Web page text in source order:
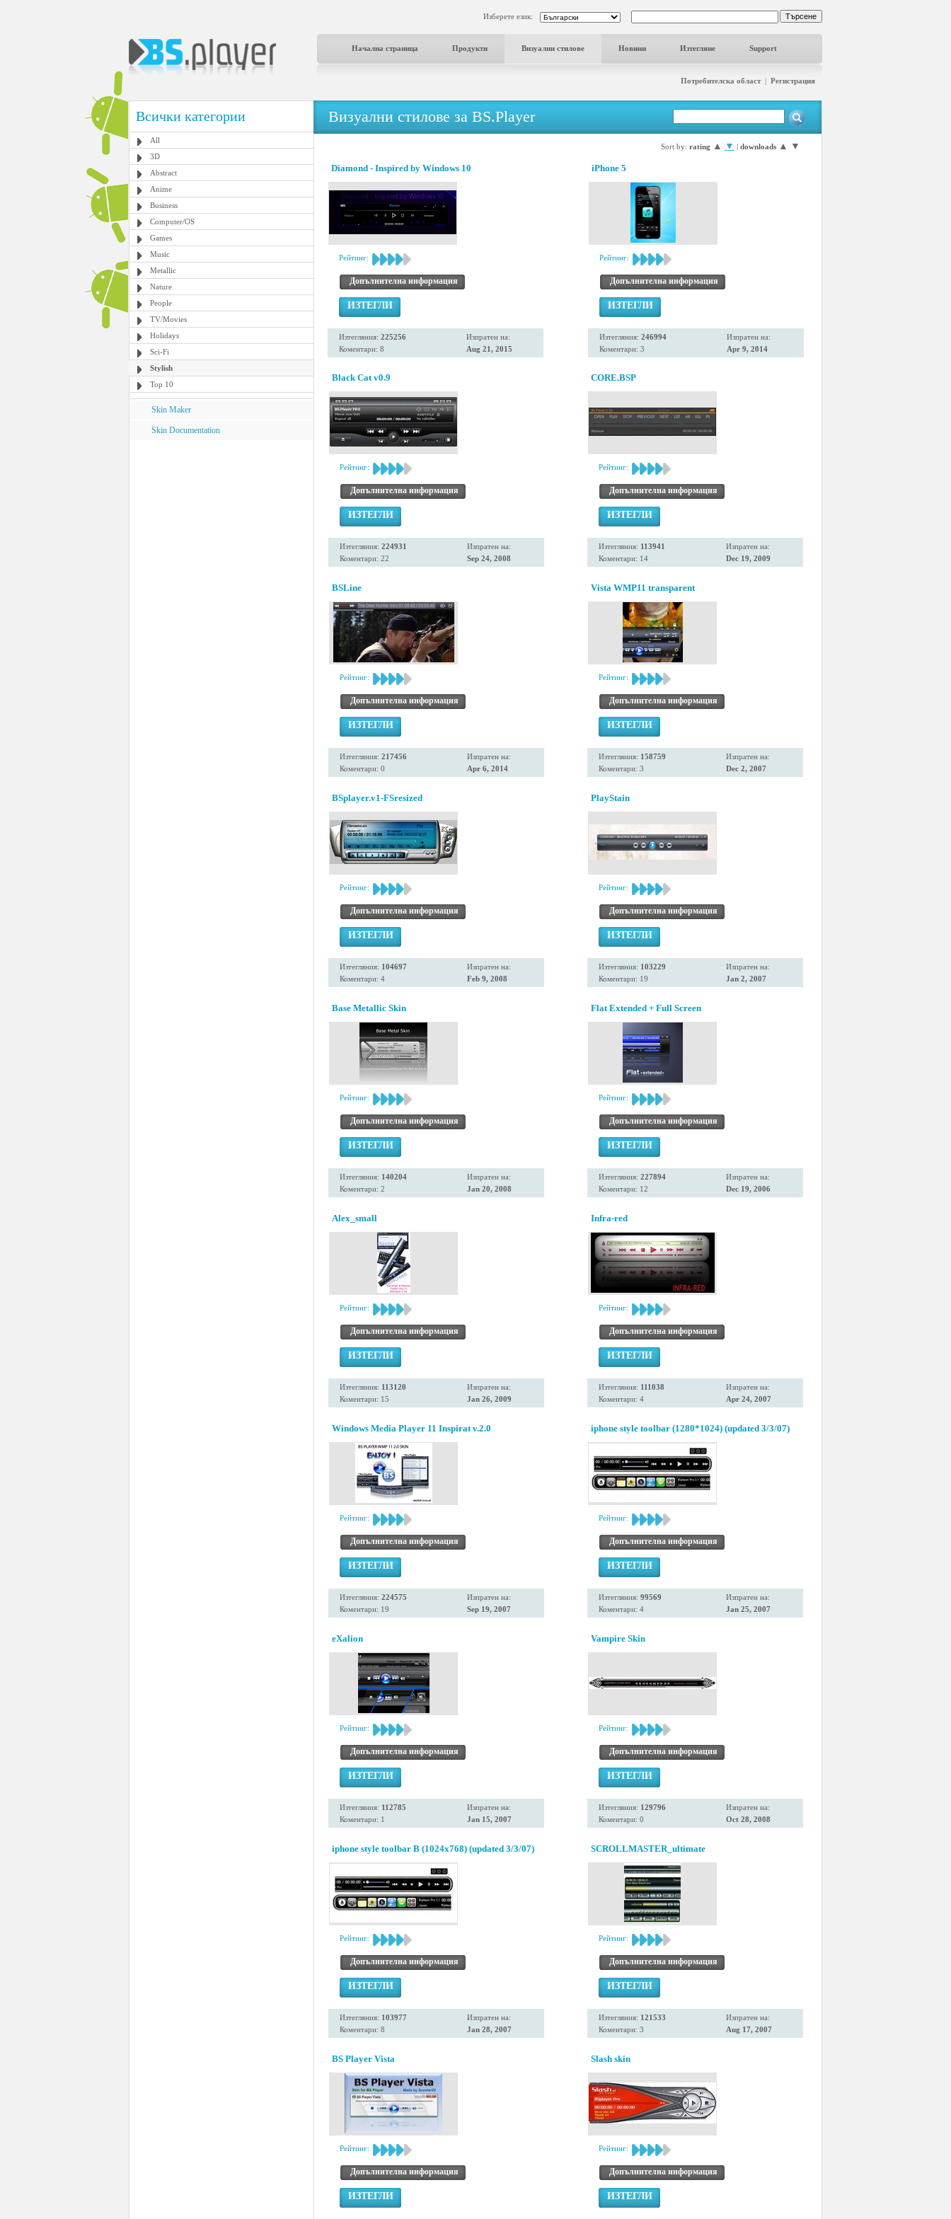
Изберете език:
Начална страница Продукти Визуални стилове Новини Изтегляне Support
Потребителска област| Регистрация
Всички категории
All
3D
Abstract
Anime
Business
Computer/OS
Games
Music
Metallic
Nature
People
TV/Movies
Holidays
Sci-Fi
Stylish
Top 10
Skin Maker
Skin Documentation
Визуални стилове за BS.Player
Sort by: rating ▲ ▼ | downloads ▲ ▼
Diamond - Inspired by Windows 10
Рейтинг:
Допълнителна информация
ИЗТЕГЛИ
Изтегляния: 225256
Коментари: 8
Изпратен на:
Aug 21, 2015
iPhone 5
Рейтинг:
Допълнителна информация
ИЗТЕГЛИ
Изтегляния: 246994
Коментари: 3
Изпратен на:
Apr 9, 2014
Black Cat v0.9
Рейтинг:
Допълнителна информация
ИЗТЕГЛИ
Изтегляния: 224931
Коментари: 22
Изпратен на:
Sep 24, 2008
CORE.BSP
Рейтинг:
Допълнителна информация
ИЗТЕГЛИ
Изтегляния: 113941
Коментари: 14
Изпратен на:
Dec 19, 2009
BSLine
Рейтинг:
Допълнителна информация
ИЗТЕГЛИ
Изтегляния: 217456
Коментари: 0
Изпратен на:
Apr 6, 2014
Vista WMP11 transparent
Рейтинг:
Допълнителна информация
ИЗТЕГЛИ
Изтегляния: 158759
Коментари: 3
Изпратен на:
Dec 2, 2007
BSplayer.v1-FSresized
Рейтинг:
Допълнителна информация
ИЗТЕГЛИ
Изтегляния: 104697
Коментари: 4
Изпратен на:
Feb 9, 2008
PlayStain
Рейтинг:
Допълнителна информация
ИЗТЕГЛИ
Изтегляния: 103229
Коментари: 19
Изпратен на:
Jan 2, 2007
Base Metallic Skin
Рейтинг:
Допълнителна информация
ИЗТЕГЛИ
Изтегляния: 140204
Коментари: 2
Изпратен на:
Jan 20, 2008
Flat Extended + Full Screen
Рейтинг:
Допълнителна информация
ИЗТЕГЛИ
Изтегляния: 227894
Коментари: 12
Изпратен на:
Dec 19, 2006
Alex_small
Рейтинг:
Допълнителна информация
ИЗТЕГЛИ
Изтегляния: 113120
Коментари: 15
Изпратен на:
Jan 26, 2009
Infra-red
Рейтинг:
Допълнителна информация
ИЗТЕГЛИ
Изтегляния: 111038
Коментари: 4
Изпратен на:
Apr 24, 2007
Windows Media Player 11 Inspirat v.2.0
Рейтинг:
Допълнителна информация
ИЗТЕГЛИ
Изтегляния: 224575
Коментари: 19
Изпратен на:
Sep 19, 2007
iphone style toolbar (1280*1024) (updated 3/3/07)
Рейтинг:
Допълнителна информация
ИЗТЕГЛИ
Изтегляния: 99569
Коментари: 4
Изпратен на:
Jan 25, 2007
eXalion
Рейтинг:
Допълнителна информация
ИЗТЕГЛИ
Изтегляния: 112785
Коментари: 1
Изпратен на:
Jan 15, 2007
Vampire Skin
Рейтинг:
Допълнителна информация
ИЗТЕГЛИ
Изтегляния: 129796
Коментари: 0
Изпратен на:
Oct 28, 2008
iphone style toolbar B (1024x768) (updated 3/3/07)
Рейтинг:
Допълнителна информация
ИЗТЕГЛИ
Изтегляния: 103977
Коментари: 8
Изпратен на:
Jan 28, 2007
SCROLLMASTER_ultimate
Рейтинг:
Допълнителна информация
ИЗТЕГЛИ
Изтегляния: 121533
Коментари: 3
Изпратен на:
Aug 17, 2007
BS Player Vista
Рейтинг:
Допълнителна информация
ИЗТЕГЛИ
Slash skin
Рейтинг:
Допълнителна информация
ИЗТЕГЛИ